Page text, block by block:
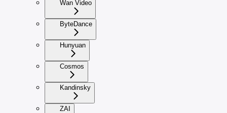
Wan Video
ByteDance
Hunyuan
Cosmos
Kandinsky
ZAI